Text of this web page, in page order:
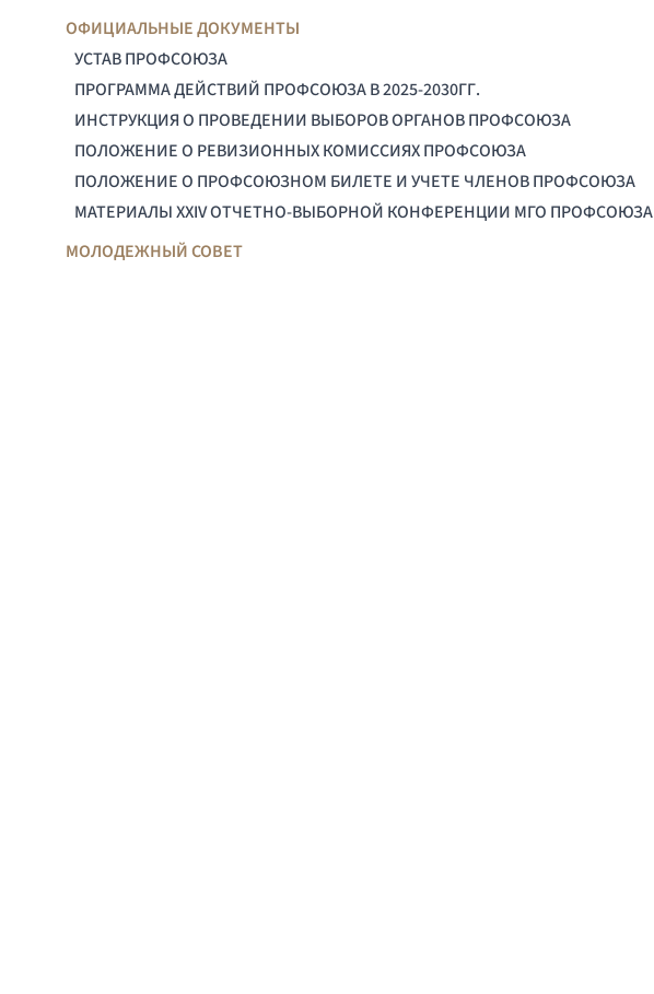
ОФИЦИАЛЬНЫЕ ДОКУМЕНТЫ
УСТАВ ПРОФСОЮЗА
ПРОГРАММА ДЕЙСТВИЙ ПРОФСОЮЗА В 2025-2030ГГ.
ИНСТРУКЦИЯ О ПРОВЕДЕНИИ ВЫБОРОВ ОРГАНОВ ПРОФСОЮЗА
ПОЛОЖЕНИЕ О РЕВИЗИОННЫХ КОМИССИЯХ ПРОФСОЮЗА
ПОЛОЖЕНИЕ О ПРОФСОЮЗНОМ БИЛЕТЕ И УЧЕТЕ ЧЛЕНОВ ПРОФСОЮЗА
МАТЕРИАЛЫ XXIV ОТЧЕТНО-ВЫБОРНОЙ КОНФЕРЕНЦИИ МГО ПРОФСОЮЗА
МОЛОДЕЖНЫЙ СОВЕТ